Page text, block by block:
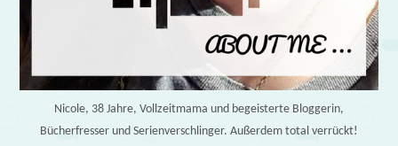
Nicole, 38 Jahre, Vollzeitmama und begeisterte Bloggerin,
Bücherfresser und Serienverschlinger. Außerdem total verrückt!